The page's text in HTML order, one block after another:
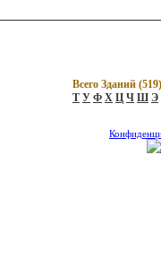
Всего Зданий (519
Т У Ф Х Ц Ч Ш Э